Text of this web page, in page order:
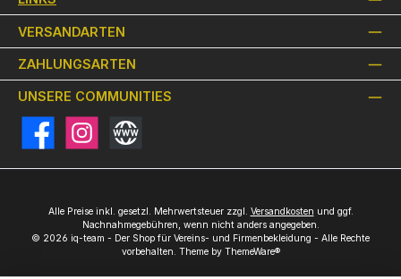
VERSANDARTEN
ZAHLUNGSARTEN
UNSERE COMMUNITIES
FacebookInstagramWebsite
Alle Preise inkl. gesetzl. Mehrwertsteuer zzgl. Versandkosten und ggf.
Nachnahmegebühren, wenn nicht anders angegeben.
© 2026 iq-team - Der Shop für Vereins- und Firmenbekleidung - Alle Rechte
vorbehalten. Theme by ThemeWare®